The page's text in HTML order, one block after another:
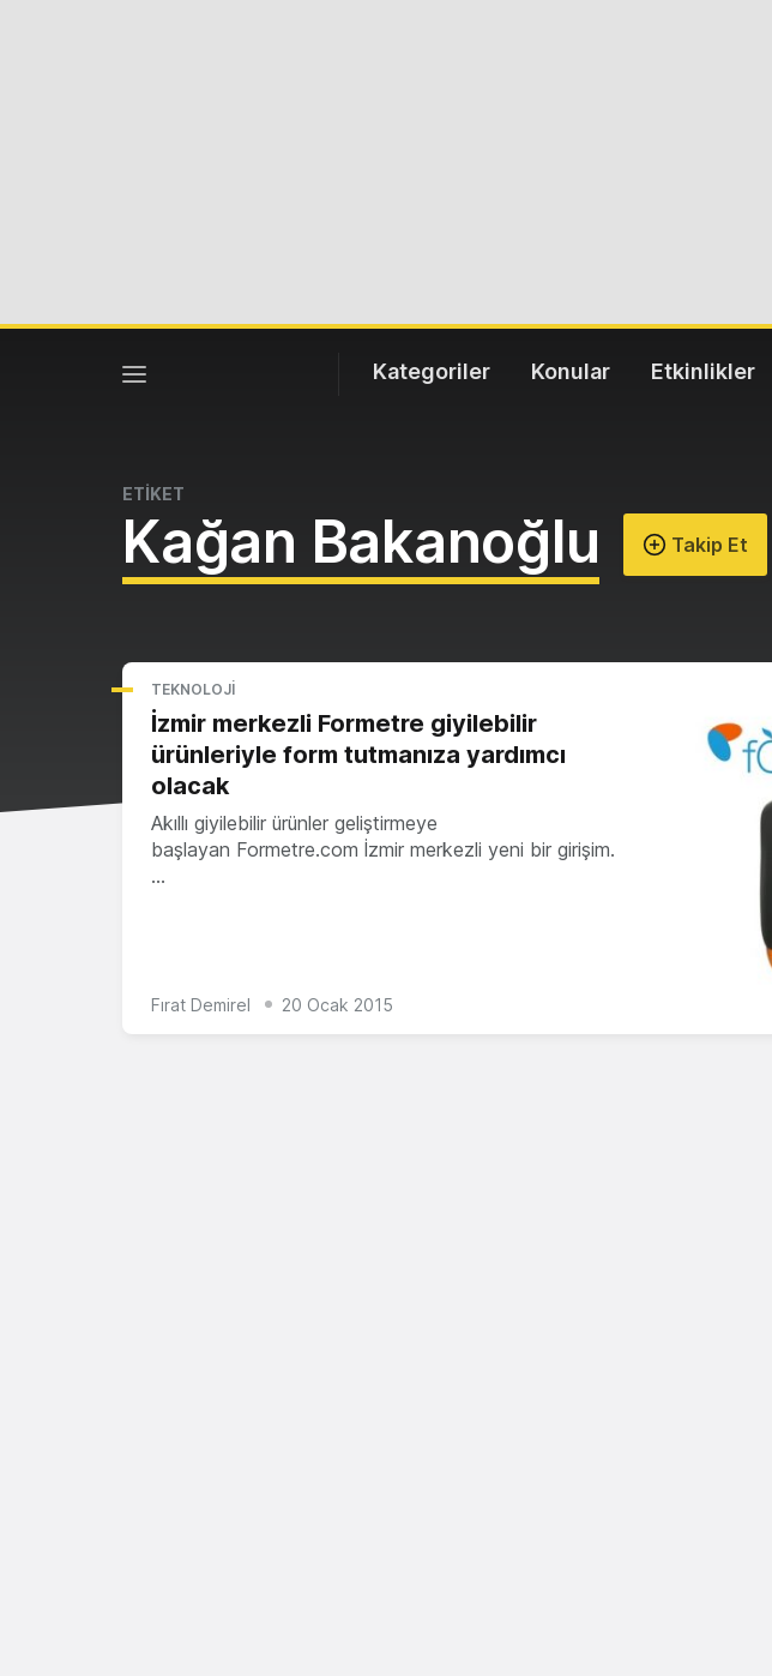
Kategoriler Konular Etkinlikler
ETİKET
Kağan Bakanoğlu Takip Et
TEKNOLOJI
İzmir merkezli Formetre giyilebilir
ürünleriyle form tutmanıza yardımcı
olacak
Akıllı giyilebilir ürünler geliştirmeye
başlayan Formetre.com İzmir merkezli yeni bir girişim.
…
Fırat Demirel 20 Ocak 2015